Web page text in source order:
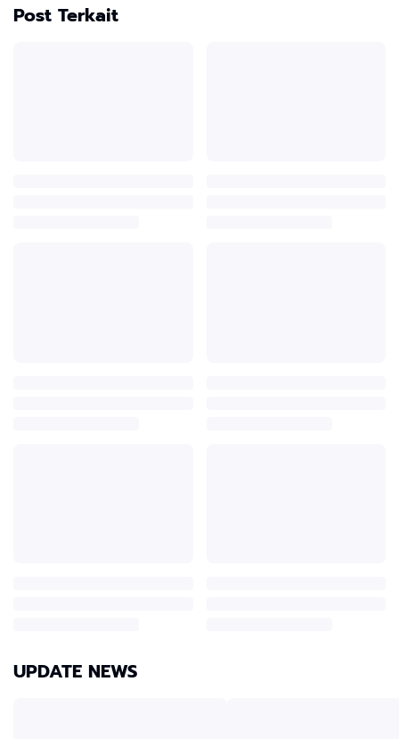
Post Terkait
UPDATE NEWS